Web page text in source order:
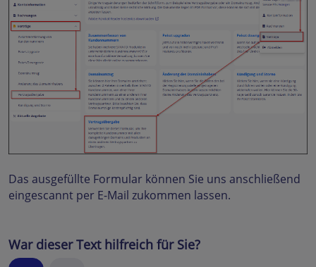
Das ausgefüllte Formular können Sie uns anschließend
eingescannt per E-Mail zukommen lassen.
War dieser Text hilfreich für Sie?